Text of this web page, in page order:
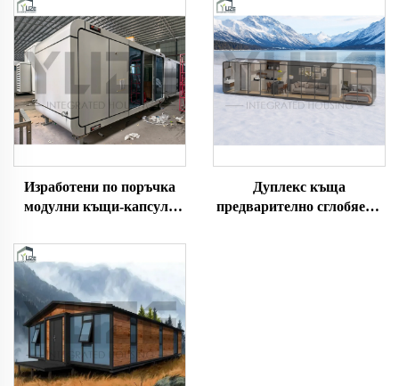
Изработени по поръчка
модулни къщи-капсули
проектиране, модерен
модулен ябълков вил тип
къща за хотел
Дуплекс къща
предварително сглобяема